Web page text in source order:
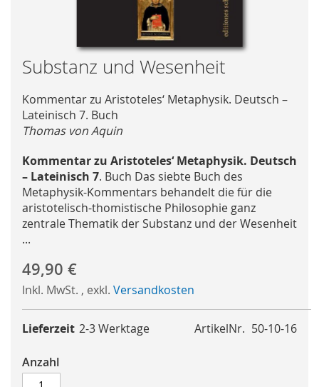
Skip
to
the
beginning
of
the
images
gallery
Substanz und Wesenheit
Kommentar zu Aristoteles‘ Metaphysik. Deutsch –
Lateinisch 7. Buch
Thomas von Aquin
Kommentar zu Aristoteles‘ Metaphysik. Deutsch
– Lateinisch 7. Buch Das siebte Buch des
Metaphysik-Kommentars behandelt die für die
aristotelisch-thomistische Philosophie ganz
zentrale Thematik der Substanz und der Wesenheit
...
49,90 €
Inkl. MwSt. , exkl. Versandkosten
ArtikelNr. 50-10-16
Lieferzeit 2-3 Werktage
Anzahl